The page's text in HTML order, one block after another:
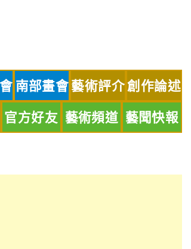
南部畫會藝術評介創作論述
官方好友 藝術頻道 藝聞快報